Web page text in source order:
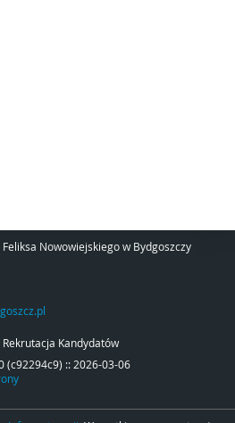
Nowowiejskiego w Bydgoszczy
Kandydatów
(c92294c9) :: 2026-03-06